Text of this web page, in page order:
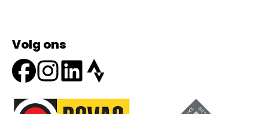
Volg ons
Onze partners